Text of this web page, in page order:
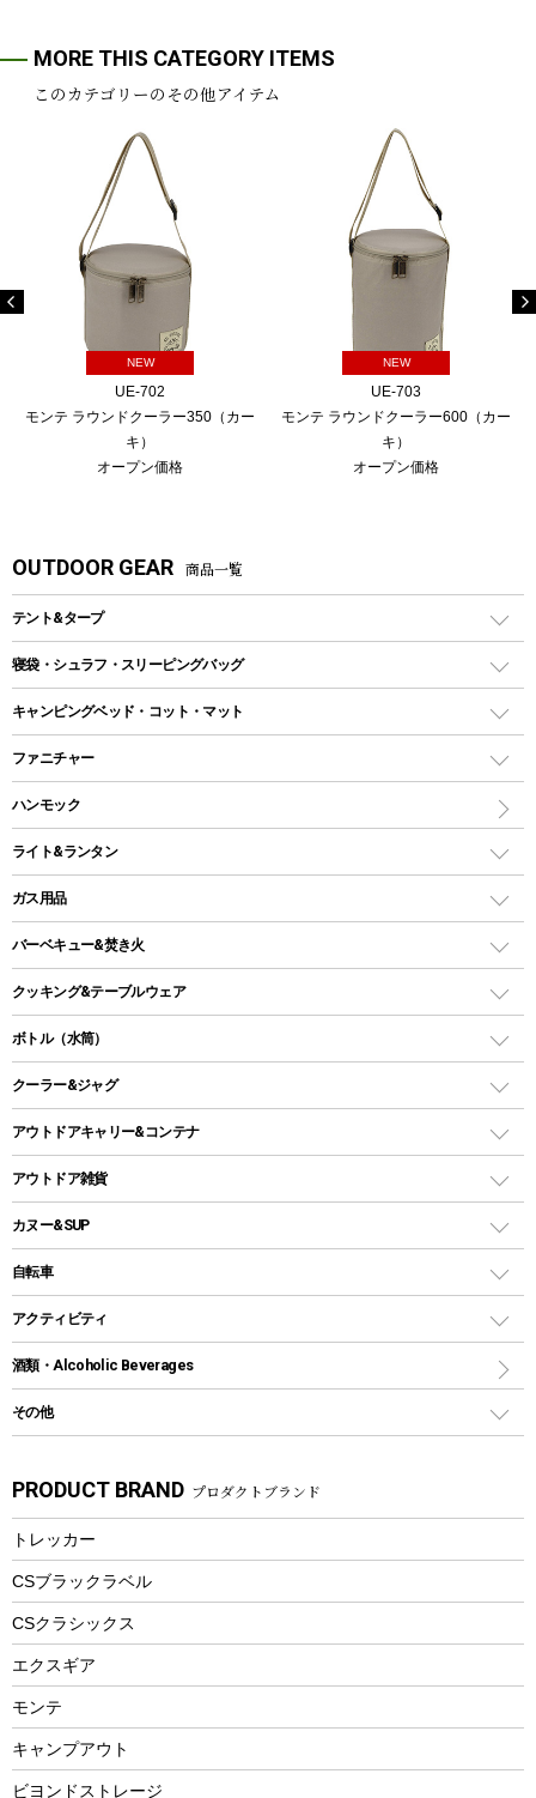
MORE THIS CATEGORY ITEMS
このカテゴリーのその他アイテム
NEW
UE-702
モンテ ラウンドクーラー350（カー
キ）
オープン価格
NEW
UE-703
モンテ ラウンドクーラー600（カー
キ）
オープン価格
OUTDOOR GEAR 商品一覧
テント&タープ
テント
ツールームテント
ワンポールテント
シェルターテント
ソロテント
ロッジ型・オリジナルテント
タープ
スクエアタープ（レクタタープ）
メッシュタープ
自立式タープ
パラソル
テントアクセサリー
ペグ
ポール
グランドシート
ツール
寝袋・シュラフ・スリーピングバッグ
レクタングラー型（封筒型）シュラフ
インナーシュラフ
キャンピングベッド・コット・マット
キャンピングベッド・コット
インフレータブルマット
ファニチャー
アウトドアテーブル
レジャーシート
ハンモック
ライト&ランタン
LEDランタン
ガスランタン
オイルランタン
LEDライト
ヘッドライト
キャンドル
ガス用品
ガスバーナー
ガス缶
ガストーチ、ライター
バーベキュー&焚き火
バーベキューコンロ、グリル
焚き火台タイプ（ロースタイル）グリル
卓上タイプグリル
パーティータイプグリル
ソロキャンプ用グリル
鉄板、アミ
焚き火台&ストーブ
火起こし
バーベキューツール
クッキング&テーブルウェア
ダッチオーブン
ホットサンドメーカー
クッカーセット
シェラカップ
クッキングツール
ナイフ
カトラリー
マグカップ、カップ
ステンレスボトル
フードボトル
トレー
ランチョンマット
ランチボックス
ボトル（水筒）
ステンレスボトル
コップ付きタイプ
ワンタッチタイプ
プラスチックボトル
ディズニーボトル
クーラー&ジャグ
クーラーボックス
クーラーバッグ
ウォータージャグ
保冷剤
アウトドアキャリー&コンテナ
アウトドアキャリー
アウトドア雑貨
バックパック&バッグ
リュック、バックパック
トートバッグ、サコッシュ
ショッピングキャリー
その他アウトドア雑貨
スプレー関係
ツール、他
カヌー&SUP
インフレータブル
カヤック
パドル
ヘルメット
エアーポンプ
アクセサリー
自転車
折りたたみ自転車
スポーツサイクル
シティサイクル
自転車ウェア
アクティビティ
マリン
ラッシュガード
パラソル
フローティングベスト
エアーポンプ
ビーチテント
ウィンター
スノーシュー
防寒ウェア
酒類・Alcoholic Beverages
その他
湯たんぽ
防災用品
PRODUCT BRAND プロダクトブランド
トレッカー
CSブラックラベル
CSクラシックス
エクスギア
モンテ
キャンプアウト
ビヨンドストレージ